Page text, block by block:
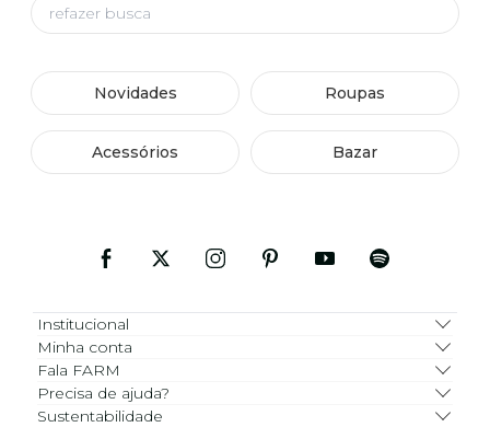
Novidades Roupas
Acessórios Bazar
Institucional
Minha conta
Fala FARM
Precisa de ajuda?
Sustentabilidade